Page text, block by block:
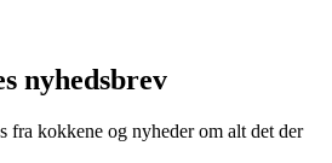
nyhedsbrev
fra kokkene og nyheder om alt det der